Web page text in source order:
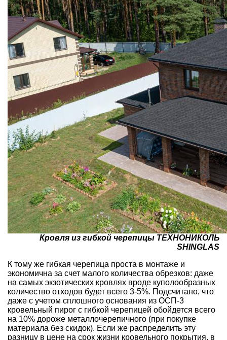
Кровля из гибкой черепицы ТЕХНОНИКОЛЬ
SHINGLAS
К тому же гибкая черепица проста в монтаже и
экономична за счет малого количества обрезков: даже
на самых экзотических кровлях вроде куполообразных
количество отходов будет всего 3-5%. Подсчитано, что
даже с учетом сплошного основания из ОСП-3
кровельный пирог с гибкой черепицей обойдется всего
на 10% дороже металлочерепичного (при покупке
материала без скидок). Если же распределить эту
разницу в цене на срок жизни кровельного покрытия, в